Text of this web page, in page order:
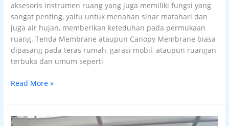
aksesoris instrumen ruang yang juga memiliki fungsi yang
sangat penting, yaitu untuk menahan sinar matahari dan
juga air hujan, memberikan keteduhan pada permukaan
ruang. Tenda Membrane ataupun Canopy Membrane biasa
dipasang pada teras rumah, garasi mobil, ataupun ruangan
terbuka dan umum seperti
Read More »
Tenda